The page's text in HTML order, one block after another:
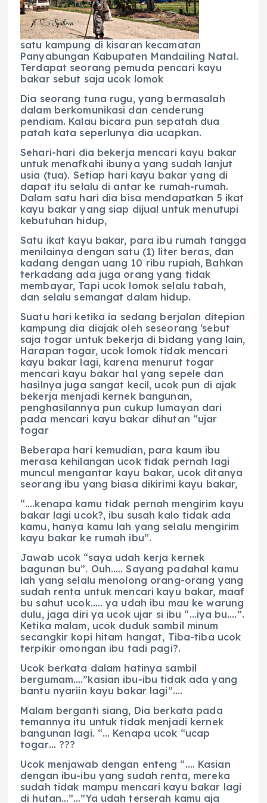
o
o
k
p
p
a
m
g
er
satu kampung di kisaran kecamatan
Panyabungan Kabupaten Mandailing Natal.
Terdapat seorang pemuda pencari kayu
bakar sebut saja ucok lomok
Dia seorang tuna rugu, yang bermasalah
dalam berkomunikasi dan cenderung
pendiam. Kalau bicara pun sepatah dua
patah kata seperlunya dia ucapkan.
Sehari-hari dia bekerja mencari kayu bakar
untuk menafkahi ibunya yang sudah lanjut
usia (tua). Setiap hari kayu bakar yang di
dapat itu selalu di antar ke rumah-rumah.
Dalam satu hari dia bisa mendapatkan 5 ikat
kayu bakar yang siap dijual untuk menutupi
kebutuhan hidup,
Satu ikat kayu bakar, para ibu rumah tangga
menilainya dengan satu (1) liter beras, dan
kadang dengan uang 10 ribu rupiah, Bahkan
terkadang ada juga orang yang tidak
membayar, Tapi ucok lomok selalu tabah,
dan selalu semangat dalam hidup.
Suatu hari ketika ia sedang berjalan ditepian
kampung dia diajak oleh seseorang ‘sebut
saja togar untuk bekerja di bidang yang lain,
Harapan togar, ucok lomok tidak mencari
kayu bakar lagi, karena menurut togar
mencari kayu bakar hal yang sepele dan
hasilnya juga sangat kecil, ucok pun di ajak
bekerja menjadi kernek bangunan,
penghasilannya pun cukup lumayan dari
pada mencari kayu bakar dihutan “ujar
togar
Beberapa hari kemudian, para kaum ibu
merasa kehilangan ucok tidak pernah lagi
muncul mengantar kayu bakar, ucok ditanya
seorang ibu yang biasa dikirimi kayu bakar,
“….kenapa kamu tidak pernah mengirim kayu
bakar lagi ucok?, ibu susah kalo tidak ada
kamu, hanya kamu lah yang selalu mengirim
kayu bakar ke rumah ibu”.
Jawab ucok “saya udah kerja kernek
bagunan bu”. Ouh….. Sayang padahal kamu
lah yang selalu menolong orang-orang yang
sudah renta untuk mencari kayu bakar, maaf
bu sahut ucok….. ya udah ibu mau ke warung
dulu, jaga diri ya ucok ujar si ibu “…iya bu….”.
Ketika malam, ucok duduk sambil minum
secangkir kopi hitam hangat, Tiba-tiba ucok
terpikir omongan ibu tadi pagi?.
Ucok berkata dalam hatinya sambil
bergumam….”kasian ibu-ibu tidak ada yang
bantu nyariin kayu bakar lagi”….
Malam berganti siang, Dia berkata pada
temannya itu untuk tidak menjadi kernek
bangunan lagi. “… Kenapa ucok “ucap
togar… ???
Ucok menjawab dengan enteng “…. Kasian
dengan ibu-ibu yang sudah renta, mereka
sudah tidak mampu mencari kayu bakar lagi
di hutan…”…”Ya udah terserah kamu aja